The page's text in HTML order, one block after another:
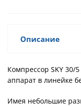
Описание
Компрессор SKY 30/
аппарат в линейке
Имея небольшие